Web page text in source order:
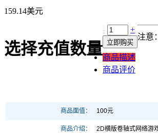
159.14美元
选择充值数量
- +
立即购买
注意
商品描述
商品评价
商品面值： 100元
商品介绍： 2D横版卷轴式网络游